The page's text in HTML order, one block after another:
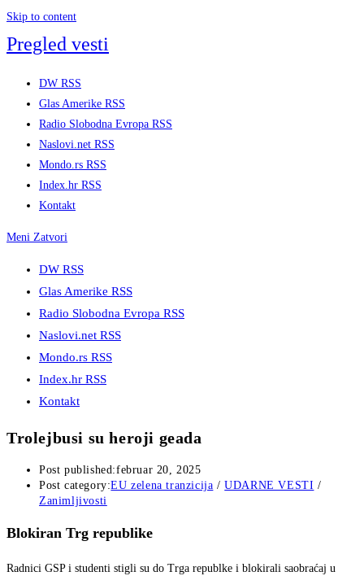
Skip to content
Pregled vesti
DW RSS
Glas Amerike RSS
Radio Slobodna Evropa RSS
Naslovi.net RSS
Mondo.rs RSS
Index.hr RSS
Kontakt
Meni Zatvori
DW RSS
Glas Amerike RSS
Radio Slobodna Evropa RSS
Naslovi.net RSS
Mondo.rs RSS
Index.hr RSS
Kontakt
Trolejbusi su heroji geada
Post published:februar 20, 2025
Post category:EU zelena tranzicija / UDARNE VESTI /
Zanimljivosti
Blokiran Trg republike
Radnici GSP i studenti stigli su do Trga republke i blokirali saobraćaj u